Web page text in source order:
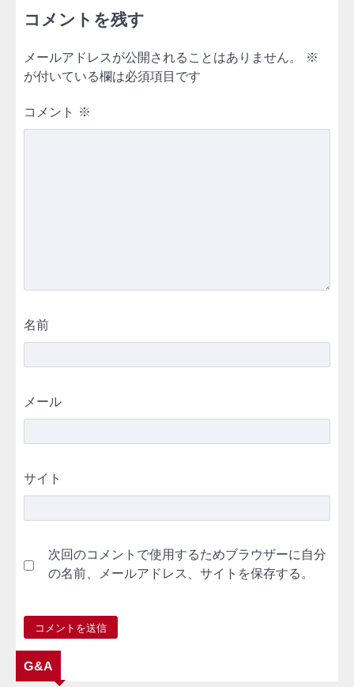
コメントを残す
メールアドレスが公開されることはありません。
※
が付いている欄は必須項目です
コメント ※
名前
メール
サイト
次回のコメントで使用するためブラウザーに自分
の名前、メールアドレス、サイトを保存する。
G&A